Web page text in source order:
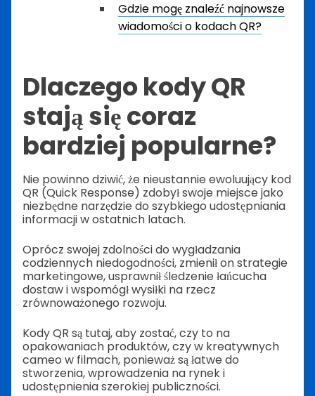
Gdzie mogę znaleźć najnowsze
wiadomości o kodach QR?
Dlaczego kody QR
stają się coraz
bardziej popularne?
Nie powinno dziwić, że nieustannie ewoluujący kod
QR (Quick Response) zdobył swoje miejsce jako
niezbędne narzędzie do szybkiego udostępniania
informacji w ostatnich latach.
Oprócz swojej zdolności do wygładzania
codziennych niedogodności, zmienił on strategie
marketingowe, usprawnił śledzenie łańcucha
dostaw i wspomógł wysiłki na rzecz
zrównoważonego rozwoju.
Kody QR są tutaj, aby zostać, czy to na
opakowaniach produktów, czy w kreatywnych
cameo w filmach, ponieważ są łatwe do
stworzenia, wprowadzenia na rynek i
udostępnienia szerokiej publiczności.